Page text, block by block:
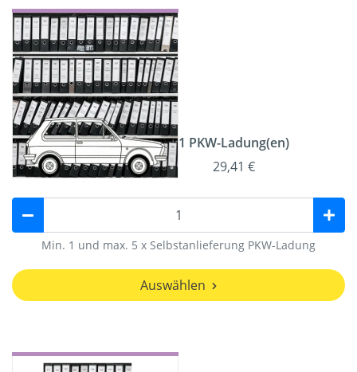
1 PKW-Ladung(en)
29,41 €
Min. 1 und max. 5 x Selbstanlieferung PKW-Ladung
Auswählen